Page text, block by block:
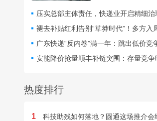
清关、查验、末端
进同一套体系，包
最快24小时完成末
压实总部主体责任，快递业开启精细治
热度排行
1 科技助残如何落地？圆通这场推介会